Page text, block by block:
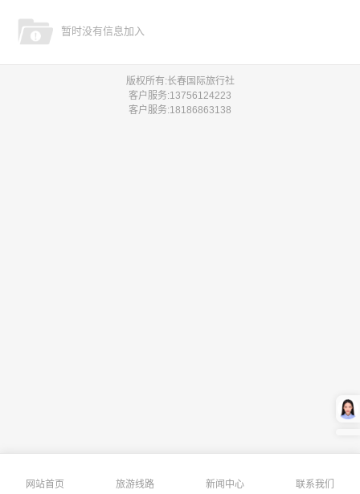
暂时没有信息加入
版权所有:长春国际旅行社
客户服务:13756124223
客户服务:18186863138
网站首页 旅游线路 新闻中心 联系我们